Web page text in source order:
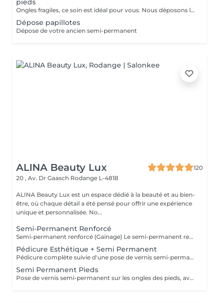
pieds
Ongles fragiles, ce soin est idéal pour vous. Nous déposons le semi permanent avec des papillotes, de manière plus douce, l'ongle n'est pas abîmé. Un rdv bloqué doit être impérativement annulé 24h. Dans le cas contraire, nous nous réservons le droit de facturer la prestation.
Dépose papillotes
Dépose de votre ancien semi-permanent
ALINA Beauty Lux
120
20 , Av. Dr Gaasch Rodange L-4818
ALINA Beauty Lux est un espace dédié à la beauté et au bien-
être, où chaque détail a été pensé pour offrir une expérience
unique et personnalisée. No...
Semi-Permanent Renforcé
Semi-permanent renforcé (Gainage) Le semi-permanent renforcé, également appelé gainage, est idéal pour les ongles naturels courts à mi-longs. Cette technique permet de renforcer l'ongle naturel grâce à une base solide tout en conservant un aspect fin, élégant et naturel. Cette prestation est particulièrement recommandée pour les clientes ayant des ongles fragiles, cassants ou souhaitant une meilleure tenue qu'un semi-permanent classique. Chez ALINA BEAUTY LUX, nous accordons une attention particulière à la qualité, à la sécurité et à la durabilité de nos prestations. Nos produits sont fabriqués spécialement pour notre salon selon nos propres critères de sélection et ne sont pas des produits achetés directement dans des magasins de revente classiques. Chaque formule est choisie avec soin afin d'assurer une excellente adhérence, une tenue optimale et le respect de l'ongle naturel. Nos produits sont conformes à la réglementation européenne en vigueur et formulés sans TPO, conformément aux normes européennes actuellement appliquées. Les décorations et options ne sont pas incluses dans le prix de base : French Baby-boomer Nail art Strass Paillettes Effets spéciaux Décorations personnalisées Tous les suppléments seront facturés séparément selon la prestation réalisée. Nous privilégions la qualité du travail, l'hygiène, la sécurité et le respect de l'ongle naturel afin d'offrir à chaque cliente une prestation haut de gamme, durable et réalisée avec le plus grand soin.
Pédicure Esthétique + Semi Permanent
Pédicure complète suivie d'une pose de vernis semi-permanent. Combine soin, beauté et durabilité pour des pieds nets et élégants. Tenue moyenne : jusqu'à 6 semaines. Suppléments : French, décorations, effets spéciaux.
Semi Permanent Pieds
Pose de vernis semi-permanent sur les ongles des pieds, avec préparation complète de la plaque et travail précis des cuticules à la ponceuse, comme dans la technique de la manucure russe. Le vernis est appliqué avec exactitude pour un résultat net, brillant et durable jusqu'à 6 semaines. Suppléments : French, babyboomer, décorations ou effets spéciaux à ajouter lors de la réservation ou directement au salon.